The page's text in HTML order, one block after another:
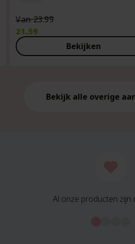
Van23.99Oorspronkelijke
was:
€23.99.
21.59
Huidige
prijs
Bekijken
Bekijk alle overige
Al onze producten zijn